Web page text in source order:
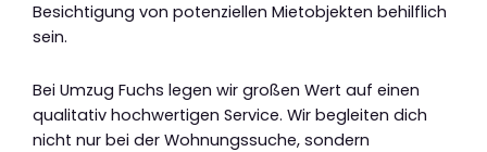
Besichtigung von potenziellen Mietobjekten behilflich
sein.
Bei Umzug Fuchs legen wir großen Wert auf einen
qualitativ hochwertigen Service. Wir begleiten dich
nicht nur bei der Wohnungssuche, sondern